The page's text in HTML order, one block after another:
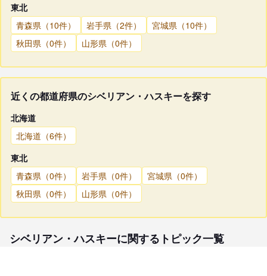
東北
青森県（10件）
岩手県（2件）
宮城県（10件）
秋田県（0件）
山形県（0件）
近くの都道府県のシベリアン・ハスキーを探す
北海道
北海道（6件）
東北
青森県（0件）
岩手県（0件）
宮城県（0件）
秋田県（0件）
山形県（0件）
シベリアン・ハスキーに関するトピック一覧